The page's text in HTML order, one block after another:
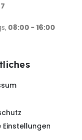
08:00 - 16:00
Einstellungen